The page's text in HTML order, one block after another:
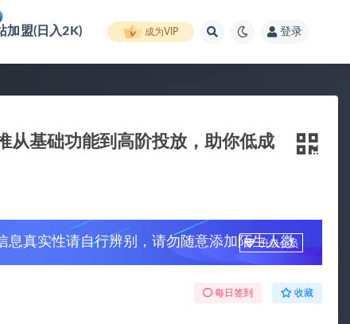
加盟(日入2K) 成为VIP 登录
从基础功能到高阶投放，助你低成
息真实性请自行辨别，请勿随意添加陌生人微
升级会员
每日签到 收藏